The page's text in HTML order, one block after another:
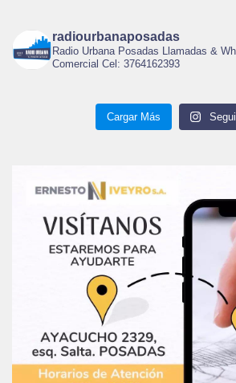
radiourbanaposadas
Radio Urbana Posadas Llamadas &
Comercial Cel: 3764162393
Cargar Más